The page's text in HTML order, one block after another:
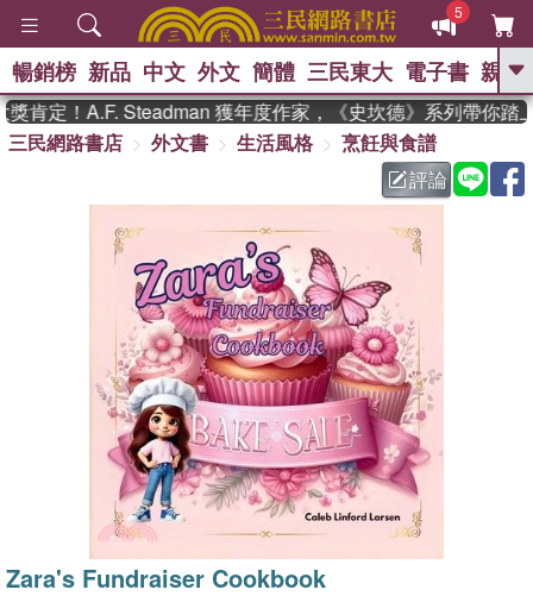
5
GO
熱搜： 東野圭吾 、 高希均教授回憶錄
父親節 、 如果歷
暑期推薦 、 國際布克
登輝時代
、 數學女孩：黎曼猜想
偉大的迷走神經
暢銷榜 新品 中文 外文 簡體 三民東大 電子書 親子
肯定！A.F. Steadman 獲年度作家，《史坎德》系列帶你踏上
三民網路書店
外文書 生活風格
烹飪與食譜
評論
Zara's Fundraiser Cookbook